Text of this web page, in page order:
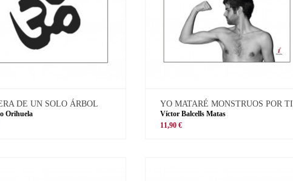
DE UN SOLO ÁRBOL
Orihuela
YO MATARÉ MONSTRUOS POR TI
Víctor Balcells Matas
11,90 €